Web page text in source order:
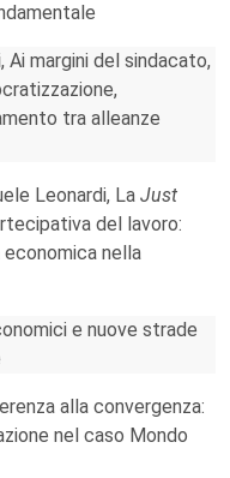
Ai margini del sindacato,
tra alleanze
Leonardi, La Just
del lavoro:
nella
e nuove strade
alla convergenza:
nel caso Mondo